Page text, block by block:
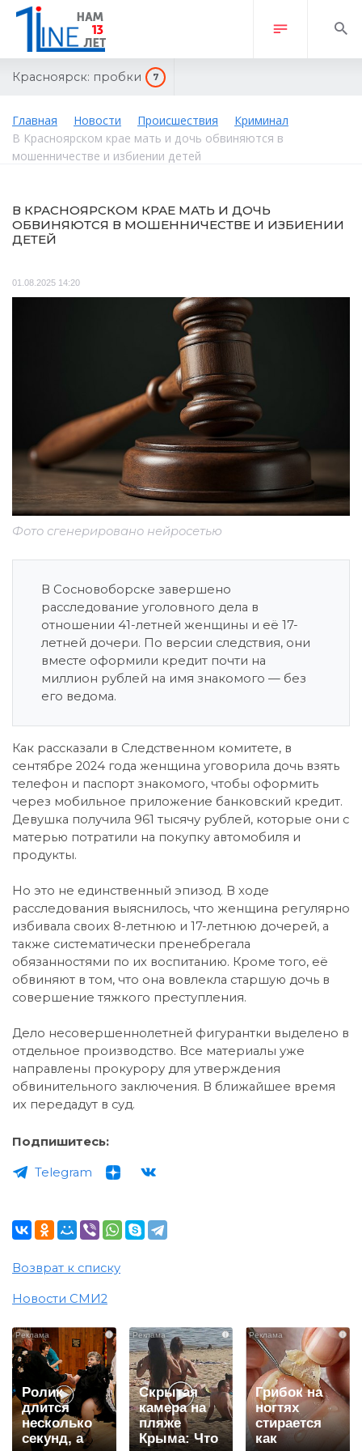
Красноярск: пробки 7
Главная Новости Происшествия
Криминал
В Красноярском крае мать и дочь обвиняются в
мошенничестве и избиении детей
В КРАСНОЯРСКОМ КРАЕ МАТЬ И ДОЧЬ
ОБВИНЯЮТСЯ В МОШЕННИЧЕСТВЕ И ИЗБИЕНИИ
ДЕТЕЙ
01.08.2025 14:20
Фото сгенерировано нейросетью
В Сосновоборске завершено
расследование уголовного дела в
отношении 41-летней женщины и её 17-
летней дочери. По версии следствия, они
вместе оформили кредит почти на
миллион рублей на имя знакомого — без
его ведома.
Как рассказали в Следственном комитете, в
сентябре 2024 года женщина уговорила дочь взять
телефон и паспорт знакомого, чтобы оформить
через мобильное приложение банковский кредит.
Девушка получила 961 тысячу рублей, которые они с
матерью потратили на покупку автомобиля и
продукты.
Но это не единственный эпизод. В ходе
расследования выяснилось, что женщина регулярно
избивала своих 8-летнюю и 17-летнюю дочерей, а
также систематически пренебрегала
обязанностями по их воспитанию. Кроме того, её
обвиняют в том, что она вовлекла старшую дочь в
совершение тяжкого преступления.
Дело несовершеннолетней фигурантки выделено в
отдельное производство. Все материалы уже
направлены прокурору для утверждения
обвинительного заключения. В ближайшее время
их передадут в суд.
Подпишитесь:
Telegram
Возврат к списку
Новости СМИ2
i
Ролик
длится
несколько
секунд, а
i
Скрытая
камера на
пляже
Крыма: Что
i
Грибок на
ногтях
стирается
как